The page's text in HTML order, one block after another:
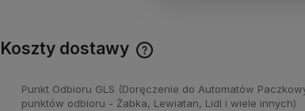
Koszty dostawy
Cena nie zawiera
kosztów płatności
Punkt Odbioru GLS (Doręczenie do Automatów
punktów odbioru - Żabka, Lewiatan, Lidl i wiele innych)